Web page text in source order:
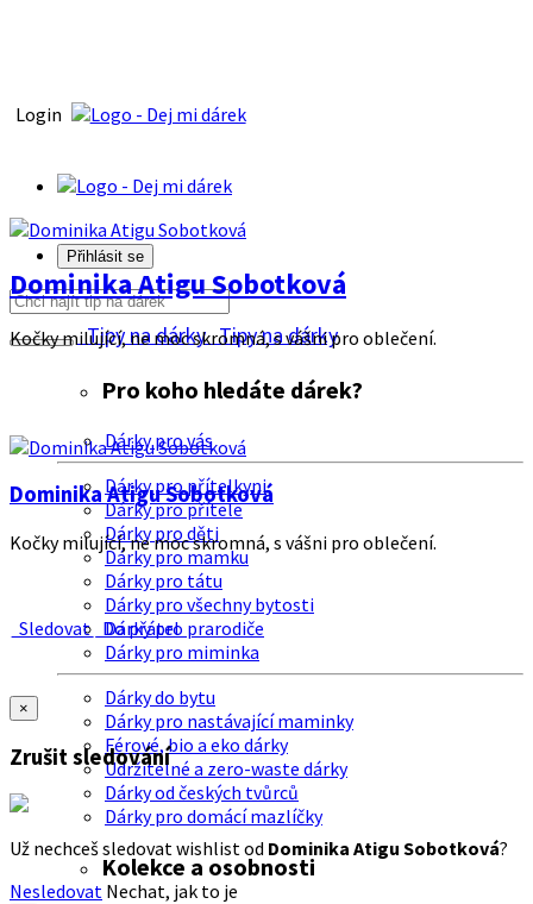
Login
Přihlásit se
Tipy na dárkyTipy na dárky
Pro koho hledáte dárek?
Dárky pro vás
Dárky pro přítelkyni
Dárky pro přítele
Dárky pro děti
Dárky pro mamku
Dárky pro tátu
Dárky pro všechny bytosti
Dárky pro prarodiče
Dárky pro miminka
Dárky do bytu
Dárky pro nastávající maminky
Férové, bio a eko dárky
Udržitelné a zero-waste dárky
Dárky od českých tvůrců
Dárky pro domácí mazlíčky
Kolekce a osobnosti
Dominika Atigu Sobotková
Kočky milující, ne moc skromná, s vášni pro oblečení.
Dominika Atigu Sobotková
Kočky milující, ne moc skromná, s vášni pro oblečení.
Sledovat Do přátel
×
Zrušit sledování
Už nechceš sledovat wishlist od Dominika Atigu Sobotková?
Nesledovat Nechat, jak to je